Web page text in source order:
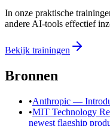
In onze praktische
andere AI-tools effectief
Bekijk trainingen
Bronnen
•Anthropic —
•MIT Technology
newest flagship